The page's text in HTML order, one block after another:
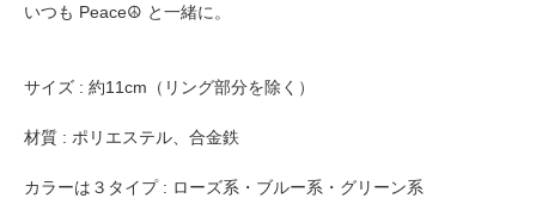
いつも Peace☮ と一緒に。
サイズ : 約11cm（リング部分を除く）
材質 : ポリエステル、合金鉄
カラーは３タイプ : ローズ系・ブルー系・グリーン系